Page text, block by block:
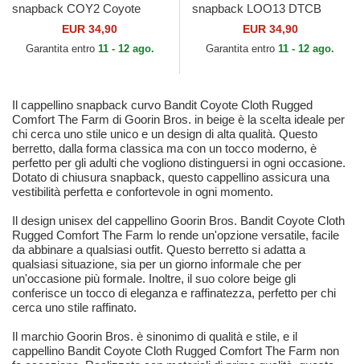
snapback COY2 Coyote
Looney Tunes di Capslab
EUR 34,90
Garantita entro 11 - 12 ago.
snapback LOO13 DTCB
Coyote Looney Tunes di
Capslab
EUR 34,90
Garantita entro 11 - 12 ago.
Il cappellino snapback curvo Bandit Coyote Cloth Rugged
Comfort The Farm di Goorin Bros. in beige è la scelta ideale per
chi cerca uno stile unico e un design di alta qualità. Questo
berretto, dalla forma classica ma con un tocco moderno, è
perfetto per gli adulti che vogliono distinguersi in ogni occasione.
Dotato di chiusura snapback, questo cappellino assicura una
vestibilità perfetta e confortevole in ogni momento.
Il design unisex del cappellino Goorin Bros. Bandit Coyote Cloth
Rugged Comfort The Farm lo rende un'opzione versatile, facile
da abbinare a qualsiasi outfit. Questo berretto si adatta a
qualsiasi situazione, sia per un giorno informale che per
un'occasione più formale. Inoltre, il suo colore beige gli
conferisce un tocco di eleganza e raffinatezza, perfetto per chi
cerca uno stile raffinato.
Il marchio Goorin Bros. è sinonimo di qualità e stile, e il
cappellino Bandit Coyote Cloth Rugged Comfort The Farm non